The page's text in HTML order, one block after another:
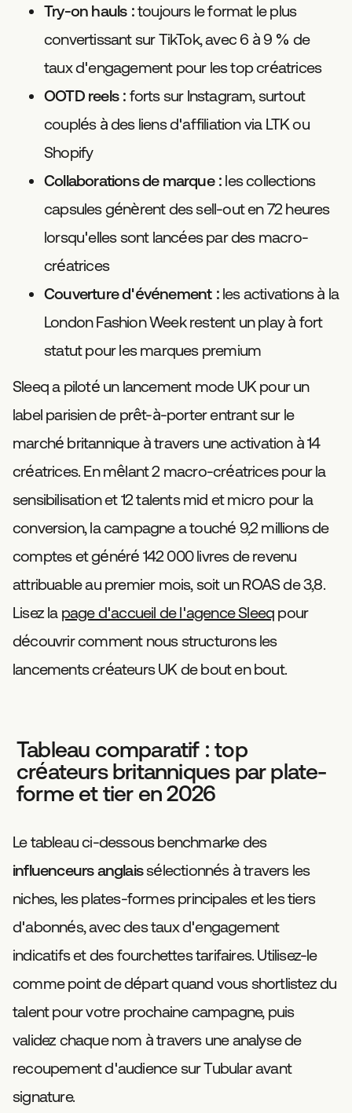
Try-on hauls :toujours le format le plus
convertissant sur TikTok, avec 6 à 9 % de
taux d'engagement pour les top créatrices
OOTD reels : forts sur Instagram, surtout
couplés à des liens d'affiliation via LTK ou
Shopify
Collaborations de marque : les collections
capsules génèrent des sell-out en 72 heures
lorsqu'elles sont lancées par des macro-
créatrices
Couverture d'événement :les activations à la
London Fashion Week restent un play à fort
statut pour les marques premium
Sleeq a piloté un lancement mode UK pour un
label parisien de prêt-à-porter entrant sur le
marché britannique à travers une activation à 14
créatrices. En mêlant 2 macro-créatrices pour la
sensibilisation et 12 talents mid et micro pour la
conversion, la campagne a touché 9,2 millions de
comptes et généré 142 000 livres de revenu
attribuable au premier mois, soit un ROAS de 3,8.
Lisez la page d'accueil de l'agence Sleeq pour
découvrir comment nous structurons les
lancements créateurs UK de bout en bout.
Tableau comparatif : top
créateurs britanniques par plate-
forme et tier en 2026
Le tableau ci-dessous benchmarke des
influenceurs anglaissélectionnés à travers les
niches, les plates-formes principales et les tiers
d'abonnés, avec des taux d'engagement
indicatifs et des fourchettes tarifaires. Utilisez-le
comme point de départ quand vous shortlistez du
talent pour votre prochaine campagne, puis
validez chaque nom à travers une analyse de
recoupement d'audience sur Tubular avant
signature.